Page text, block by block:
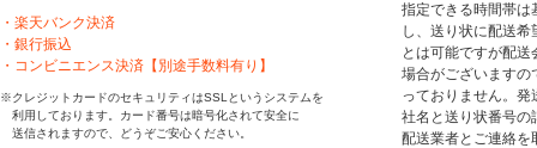
・楽天バンク決済
・銀行振込
・コンビニエンス決済【別途手数料有り】
※クレジットカードのセキュリティはSSLというシステムを
利用しております。カード番号は暗号化されて安全に
送信されますので、どうぞご安心ください。
指定できる時間帯は
し、送り状に配送
とは可能ですが配
場合がございますの
っておりません。
社名と送り状番号の
配送業者とご連絡を